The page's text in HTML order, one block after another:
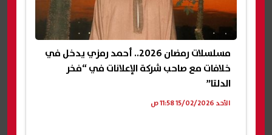
مسلسلات رمضان 2026.. أحمد رمزي يدخل في
خلافات مع صاحب شركة الإعلانات في “فخر
الدلتا”
الأحد 15/02/2026 11:58 ص